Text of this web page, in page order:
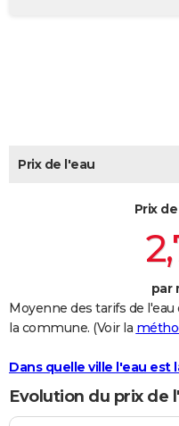
Carte de Noël
Carte Bonne année
Carte Saint-Valentin
Carte Pâques
Carte d'anniversaire
DICTIONNAIRE
FORUM
Prix de l'eau
Prix
par
Moyenne des tarifs de
la commune. (Voir la
Dans quelle ville l'eau est
Evolution du prix de